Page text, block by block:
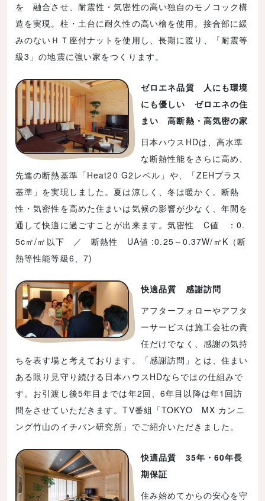
を 融合させ、耐震性・気密性の高い独自のモノコック構
造を実現。柱・土台に耐久性の高い檜を使用。接合部に緩
みのないＨＴ座付ナットを使用し、長期に渡り、「耐震等
級3」の地震に強い家をつくります。
ゼロエネ品質 人にも環境
にも優しい ゼロエネの住
まい 高断熱・高気密の家
日本ハウスHDは、高水準
な断熱性能をさらに高め、
先進の断熱基準「Heat20 G2レベル」や、「ZEHプラス
基準」を実現しました。夏は涼しく、冬は暖かく。断熱
性・気密性を高めた住まいは気候の影響が少なく、年間を
通して快適に過ごすことが出来ます。気密性 C値 ：0.
5c㎡/㎡以下 ／ 断熱性 UA値 :0.25～0.37W/㎡K（断
熱等性能等級6、7)
快適品質 感謝訪問
アフターフォローやアフタ
ーサービスは施工会社の責
任だけでなく、感謝の気持
ちを表す場と考えております。「感謝訪問」とは、住まい
ある限り見守り続ける日本ハウスHDならではの仕組みで
す。お引渡し後5年目までは年2回、6年目以降は年1回訪
問をさせていただきます。TV番組「TOKYO MX カンニ
ング竹山のイチバン研究所」でご紹介いただきました。
快適品質 35年・60年長
期保証
住み始めてからの安心を守